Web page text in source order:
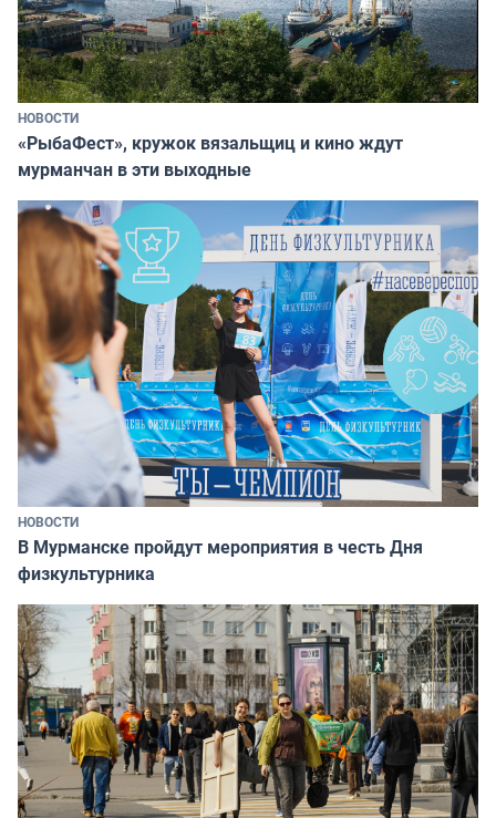
НОВОСТИ
«РыбаФест», кружок вязальщиц и кино ждут
мурманчан в эти выходные
НОВОСТИ
В Мурманске пройдут мероприятия в честь Дня
физкультурника